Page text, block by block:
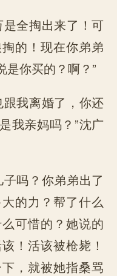
全掏出来了！可
的！现在你弟弟
是你买的？啊？”
我离婚了，你还
我亲妈吗？”沈广
吗？你弟弟出了
的力？帮了什么
可惜的？她说的
！活该被枪毙！
，就被她指桑骂